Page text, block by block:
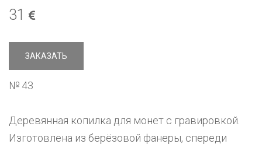
31
ЗАКАЗАТЬ
№ 43
Деревянная копилка для монет с гравировкой.
Изготовлена из берёзовой фанеры, спереди